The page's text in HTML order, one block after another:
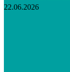
22.06.2026